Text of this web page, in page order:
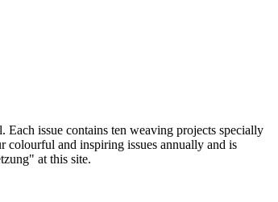
issue contains ten weaving projects specially
colourful and inspiring issues annually and is
at this site.